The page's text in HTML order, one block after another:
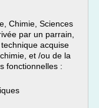
Chimie, Sciences
par un parrain,
acquise
et /ou de la
fonctionnelles :